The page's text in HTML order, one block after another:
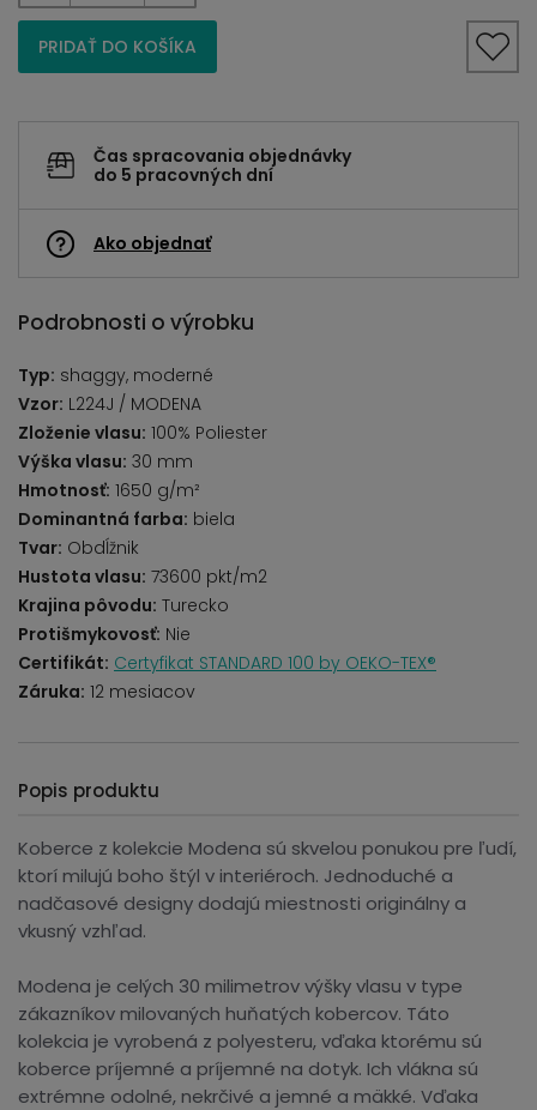
PRIDAŤ DO KOŠÍKA
Čas spracovania objednávky
do 5 pracovných dní
Ako objednať
Podrobnosti o výrobku
Typ: shaggy, moderné
Vzor: L224J / MODENA
Zloženie vlasu: 100% Poliester
Výška vlasu: 30 mm
Hmotnosť: 1650 g/m²
Dominantná farba: biela
Tvar: Obdĺžnik
Hustota vlasu: 73600 pkt/m2
Krajina pôvodu: Turecko
Protišmykovosť: Nie
Certifikát: Certyfikat STANDARD 100 by OEKO-TEX®
Záruka: 12 mesiacov
Popis produktu
Koberce z kolekcie Modena sú skvelou ponukou pre ľudí,
ktorí milujú boho štýl v interiéroch. Jednoduché a
nadčasové designy dodajú miestnosti originálny a
vkusný vzhľad.
Modena je celých 30 milimetrov výšky vlasu v type
zákazníkov milovaných huňatých kobercov. Táto
kolekcia je vyrobená z polyesteru, vďaka ktorému sú
koberce príjemné a príjemné na dotyk. Ich vlákna sú
extrémne odolné, nekrčivé a jemné a mäkké. Vďaka